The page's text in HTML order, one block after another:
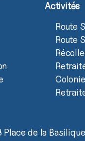
Activités
Route
Route
Place de la